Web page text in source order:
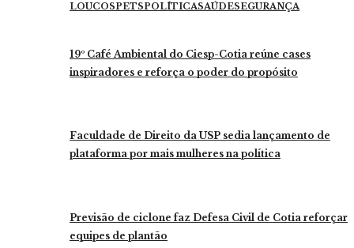
LOUCOSPETSPOLÍTICASAÚDESEGURANÇA
19º Café Ambiental do Ciesp-Cotia reúne cases
inspiradores e reforça o poder do propósito
Faculdade de Direito da USP sedia lançamento de
plataforma por mais mulheres na política
Previsão de ciclone faz Defesa Civil de Cotia reforçar
equipes de plantão